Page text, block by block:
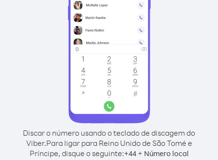
Discar o número usando o teclado de discagem do
Viber.Para ligar para Reino Unido de São Tomé e
Príncipe, disque o seguinte:+44+ Número local